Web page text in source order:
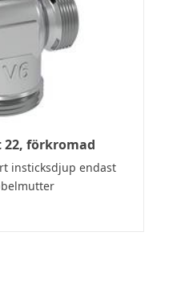
22, förkromad
insticksdjup endast